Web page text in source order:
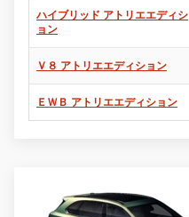
ハイブリッド アトリエエディシ
ョン
Ｖ８ アトリエエディション
ＥＷＢ アトリエエディション